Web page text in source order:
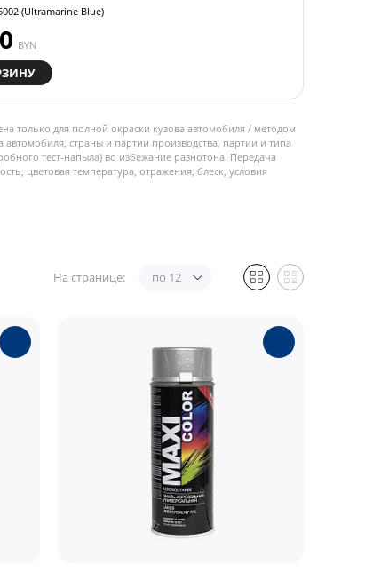
(Ultramarine Blue)
BYN
только для полной окраски кузова автомобиля / методом
автомобиля, страны и партии производства, партии и типа
тест-напыла) во избежание разнотона. Передача
цветовая температура, отражения, блеск, условия
На странице: по 12